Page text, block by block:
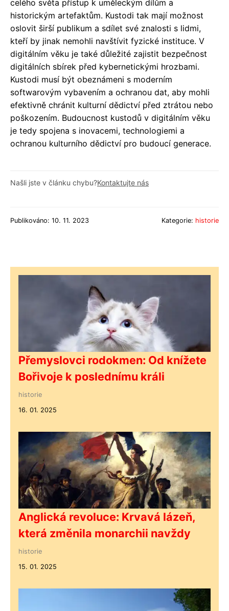
celého světa přístup k uměleckým dílům a
historickým artefaktům. Kustodi tak mají možnost
oslovit širší publikum a sdílet své znalosti s lidmi,
kteří by jinak nemohli navštívit fyzické instituce. V
digitálním věku je také důležité zajistit bezpečnost
digitálních sbírek před kybernetickými hrozbami.
Kustodi musí být obeznámeni s moderním
softwarovým vybavením a ochranou dat, aby mohli
efektivně chránit kulturní dědictví před ztrátou nebo
poškozením. Budoucnost kustodů v digitálním věku
je tedy spojena s inovacemi, technologiemi a
ochranou kulturního dědictví pro budoucí generace.
Našli jste v článku chybu?Kontaktujte nás
Publikováno: 10. 11. 2023 Kategorie: historie
Přemyslovci rodokmen: Od knížete
Bořivoje k poslednímu králi
historie
16. 01. 2025
Anglická revoluce: Krvavá lázeň,
která změnila monarchii navždy
historie
15. 01. 2025